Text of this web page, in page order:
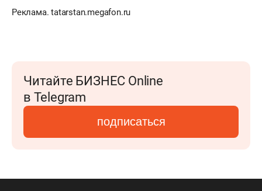
Реклама. tatarstan.megafon.ru
Читайте БИЗНЕС Online
в Telegram
подписаться